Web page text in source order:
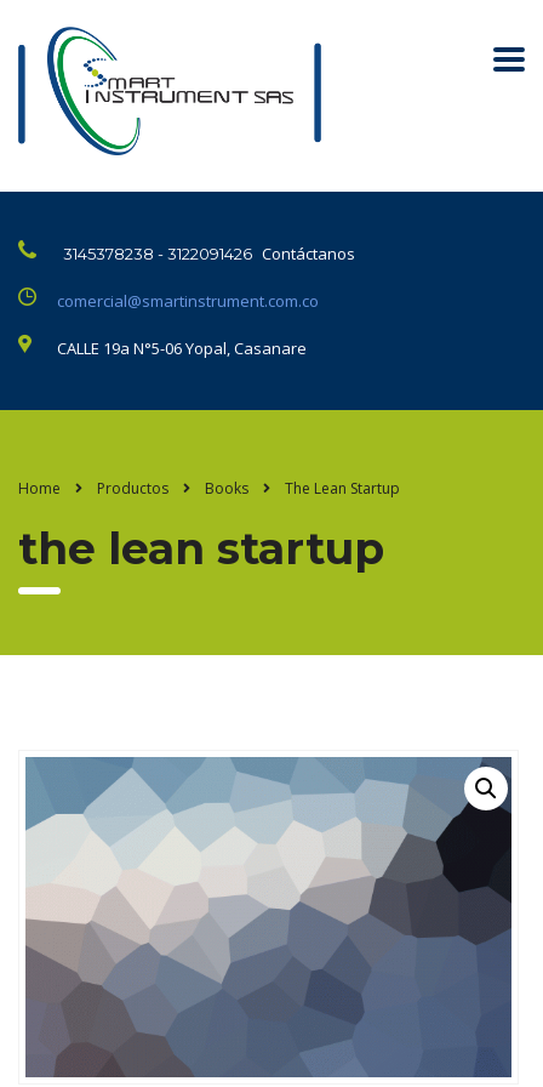
3145378238 - 3122091426 Contáctanos
comercial@smartinstrument.com.co
CALLE 19a N°5-06 Yopal, Casanare
Home Productos Books The Lean Startup
the lean startup